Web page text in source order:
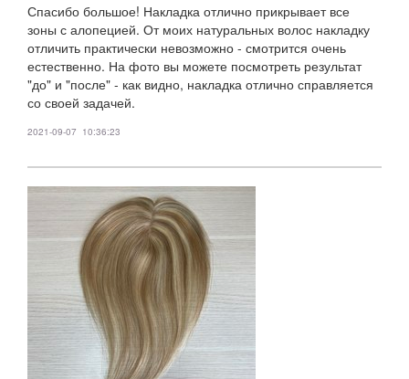
Спасибо большое! Накладка отлично прикрывает все
зоны с алопецией. От моих натуральных волос накладку
отличить практически невозможно - смотрится очень
естественно. На фото вы можете посмотреть результат
"до" и "после" - как видно, накладка отлично справляется
со своей задачей.
2021-09-07 10:36:23